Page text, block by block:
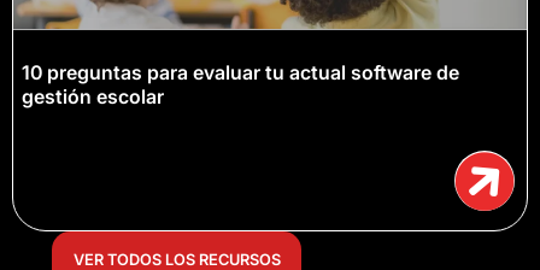
10 preguntas para evaluar tu actual software de
gestión escolar
VER TODOS LOS RECURSOS